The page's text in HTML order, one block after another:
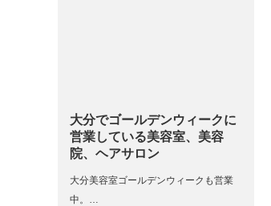
大分でゴールデンウィークに
営業している美容室、美容
院、ヘアサロン
大分美容室ゴールデンウィークも営業
中。…